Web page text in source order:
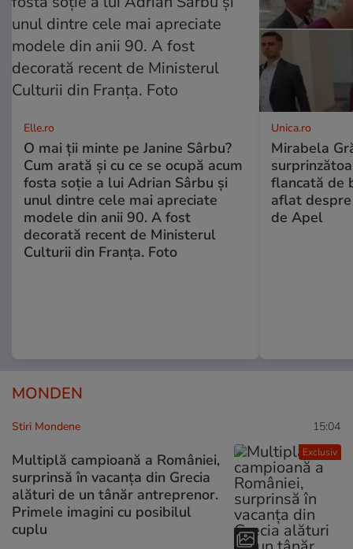
Elle.ro
O mai ții minte pe Janine Sârbu?
Cum arată și cu ce se ocupă acum
fosta soție a lui Adrian Sârbu și
unul dintre cele mai apreciate
modele din anii 90. A fost
decorată recent de Ministerul
Culturii din Franța. Foto
Unica.ro
Mirabela
flancată de
aflat
de Apel
MONDEN
Exclusiv
Stiri Mondene 15:04
Multiplă campioană a României,
surprinsă în vacanța din Grecia
alături de un tânăr antreprenor.
Primele imagini cu posibilul
cuplu